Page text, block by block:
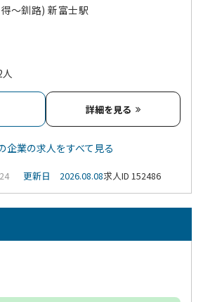
～釧路) 新富士駅
詳細を見る
企業の求人をすべて見る
更新日 2026.08.08求人ID 152486